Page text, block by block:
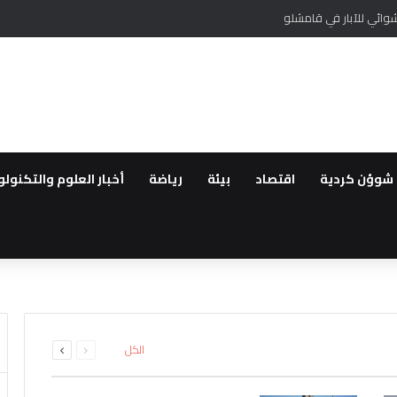
للآبار في قامشلو
شوؤن كردية اقتصاد بيئة رياضة أخبار العلوم
لتقديم اعتراض على
في سوريا رغم تراجع
من مهجري سري كانيه إلى
المدعومة من تركيا لتقليص
“تعزيز التضامن الوطني
الكل الصفحةالصفحة